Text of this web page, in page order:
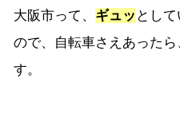
大阪市って、 ギュッ とし
ので、自転車さえあった
す。